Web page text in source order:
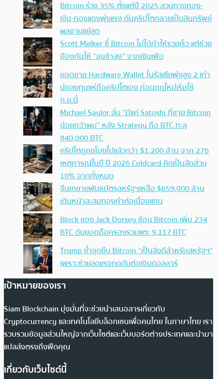
Bitcoin ร่วง 35% ตั้งแต่ปี 2025 สวนทางทอง-
เงิน-ทองแดงพุ่งแรง ดันคริปโตกลายเป็นสินทรัพย์
ผลงานแย่สุด
Scott Melker ชี้ Bitcoin ไม่ได้ทำให้รวยเร็ว แต่ช่วย
ป้องกันให้ “จนช้าลง” จากเงินเฟ้อ
ยอดขาย Hardware Wallet ในรัสเซียพุ่งสูง 2 เท่า
นักลงทุนแห่ถือคริปโตเอง ก่อนกฎใหม่เริ่มใช้
ก.ย.นี้
Michael Saylor ลั่น “มีแค่ Satoshi ที่ขาย Bitcoin
น้อยกว่าผม” หลัง Strategy ถือ BTC ทะลุ
840,000 BTC
คริปโตถูกขโมยไปแล้วกว่า $1,200 ล้าน จาก 276
เหตุการณ์ในปี ปี 2026 Coldcard คิดเป็นสัดส่วน
10% จากทั้งหมด
จีนเทขายพันธบัตรสหรัฐฯเหลือ $659,000 ล้าน
เดินหน้าสะสมทองคำต่อเนื่องแทน
Block ของ Jack Dorsey ช้อน Bitcoin เพิ่ม 234
BTC ดันยอดถือครองรวมแตะ 9,117 BTC
Trump ย้ำจุดยืน Bitcoin “เป็นสิ่งดีสำหรับสหรัฐฯ”
เพราะช่วยลดแรงกดดันต่อเงินดอลลาร์
เป้าหมายของเรา
Siam Blockchain มุ่งมั่นที่จะช่วยนำเสนอสารเกี่ยวกับ
Cryptocurrency และเทคโนโลยีบล็อกเชนเพื่อคนไทย ในภาษาไทย เรา
รวบรวมข้อมูลส่วนใหญ่จากเว็บไซต์และเว็บบอร์ดต่างประเทศและนำมา
แปลส่งตรงถึงฟีดคุณ
เกี่ยวกับเว็บไซต์นี้